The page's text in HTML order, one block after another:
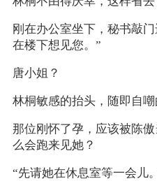
刚在办公室坐下，秘书敲
在楼下想见您。”
唐小姐？
林桐敏感的抬头，随即自嘲
那位刚怀了孕，应该被陈
么会跑来见她？
“先请她在休息室等一会儿